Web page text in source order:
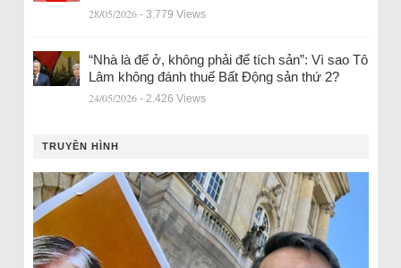
28/05/2026 - 3.779 Views
“Nhà là để ở, không phải để tích sản”: Vì sao Tô
Lâm không đánh thuế Bất Động sản thứ 2?
24/05/2026 - 2.426 Views
TRUYỀN HÌNH